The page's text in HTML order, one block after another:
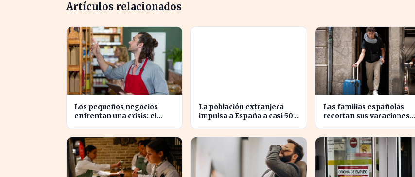
Artículos relacionados
Los pequeños negocios
enfrentan una crisis: el
La población extranjera
impulsa a España a casi 50
Las familias españolas
recortan sus vacaciones